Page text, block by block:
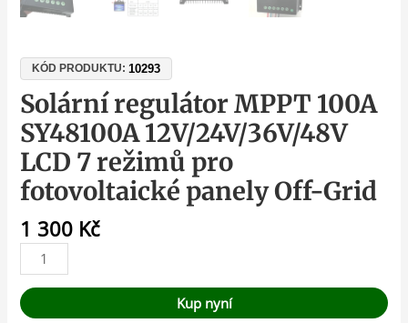
KÓD PRODUKTU:10293
Solární regulátor MPPT 100A
SY48100A 12V/24V/36V/48V
LCD 7 režimů pro
fotovoltaické panely Off-Grid
1 300 Kč
Kup nyní